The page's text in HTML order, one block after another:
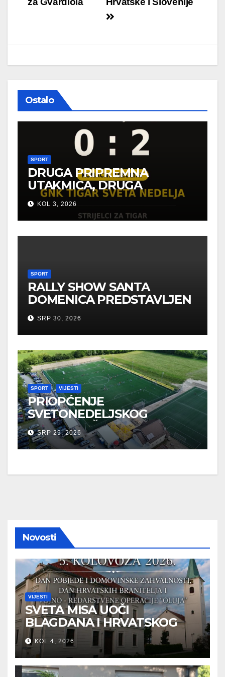
objava
Ostalo
SPORT
DRUGA PRIPREMNA
UTAKMICA, DRUGA
POBJEDA ZA TIGROVE
KOL 3, 2026
SPORT
RALLY SHOW SANTA
DOMENICA PREDSTAVLJEN
U AUSTRIJI
SRP 30, 2026
SPORT VIJESTI
PRIOPĆENJE
SVETONEDELJSKOG
GRADONAČELNIKA O
SPORTSKIM UDRUGAMA
SRP 29, 2026
Novosti
VIJESTI
SVETA MISA UOČI
BLAGDANA I HRVATSKOG
PRAZNIKA SLOBODE
KOL 4, 2026